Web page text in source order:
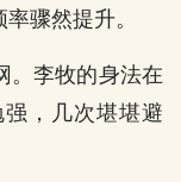
骤然提升。
。李牧的身法在
，几次堪堪避